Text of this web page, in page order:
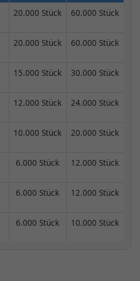
20.000 Stück 60.000 Stück
20.000 Stück 60.000 Stück
15.000 Stück 30.000 Stück
12.000 Stück 24.000 Stück
10.000 Stück 20.000 Stück
6.000 Stück 12.000 Stück
6.000 Stück 12.000 Stück
6.000 Stück 10.000 Stück